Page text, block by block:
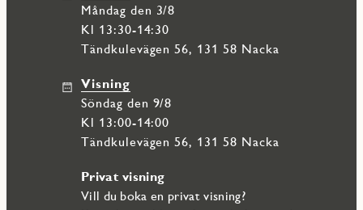
måndag den 3/8
Kl 13:30-14:30
Tändkulevägen 56, 131 58 Nacka
Visning
söndag den 9/8
Kl 13:00-14:00
Tändkulevägen 56, 131 58 Nacka
Privat visning
Vill du boka en privat visning?